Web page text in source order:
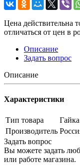
Цена действительна
отличаться от цен в
Описание
Задать вопрос
Описание
Характеристики
Тип товара
Гайка
Производитель
Задать вопрос
Вы можете задать
или работе магазина.